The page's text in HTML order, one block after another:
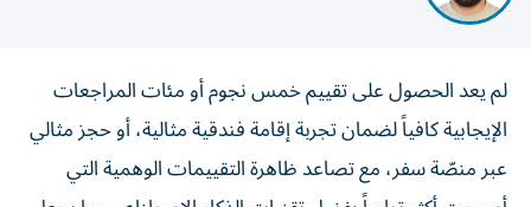
لم يعد الحصول على تقييم خمس نجوم أو مئات المراجعات
الإيجابية كافياً لضمان تجربة إقامة فندقية مثالية، أو حجز مثالي
عبر منصّة سفر، مع تصاعد ظاهرة التقييمات الوهمية التي